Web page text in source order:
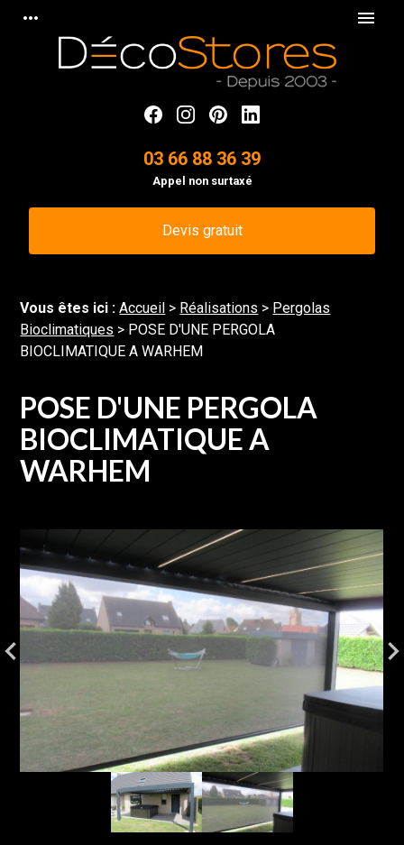
more_horiz menu
03 66 88 36 39
Appel non surtaxé
Devis gratuit
Vous êtes ici :Accueil > Réalisations > Pergolas
Bioclimatiques > POSE D'UNE PERGOLA
BIOCLIMATIQUE A WARHEM
POSE D'UNE PERGOLA
BIOCLIMATIQUE A
WARHEM